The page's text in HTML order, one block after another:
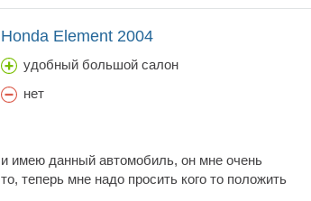
поворот зимой и летом.Я поставил на нее
не изменился ход.
Honda Element 2004
удобный большой салон
нет
имею данный автомобиль, он мне очень
теперь мне надо просить кого то положить